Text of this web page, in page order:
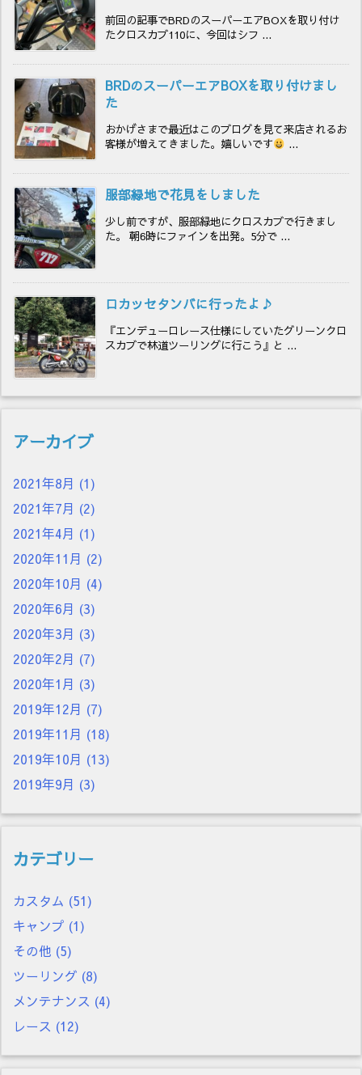
前回の記事でBRDのスーパーエアBOXを取り付け
たクロスカブ110に、今回はシフ ...
BRDのスーパーエアBOXを取り付けまし
た
おかげさまで最近はこのブログを見て来店されるお
客様が増えてきました。嬉しいです
...
服部緑地で花見をしました
少し前ですが、服部緑地にクロスカブで行きまし
た。 朝6時にファインを出発。5分で ...
ロカッセタンバに行ったよ♪
『エンデューロレース仕様にしていたグリーンクロ
スカブで林道ツーリングに行こう』と ...
アーカイブ
2021年8月 (1)
2021年7月 (2)
2021年4月 (1)
2020年11月 (2)
2020年10月 (4)
2020年6月 (3)
2020年3月 (3)
2020年2月 (7)
2020年1月 (3)
2019年12月 (7)
2019年11月 (18)
2019年10月 (13)
2019年9月 (3)
カテゴリー
カスタム (51)
キャンプ (1)
その他 (5)
ツーリング (8)
メンテナンス (4)
レース (12)